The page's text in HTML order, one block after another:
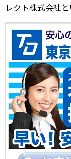
レクト株式会社